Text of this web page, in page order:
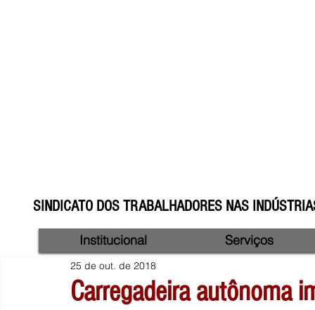
SINDICATO DOS TRABALHADORES NAS
Carregadeira autônoma
25 de out. de 2018
Institucional Serviços